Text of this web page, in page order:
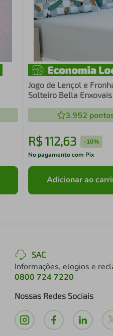
Jogo de Lençol e
Solteiro Bella
3.952
R$112,63 -10%
No pagamento com Pix
Adicionar ao
SAC
Informações, elogios e
0800 724 7220
Nossas Redes Sociais